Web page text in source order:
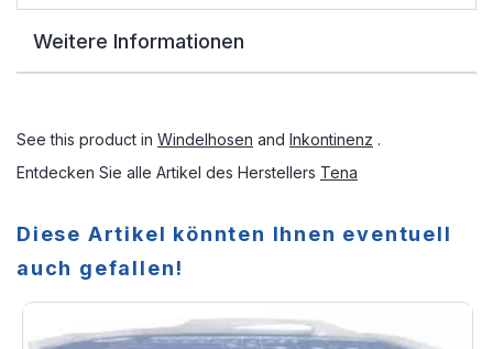
Weitere Informationen
See this product in Windelhosen and Inkontinenz .
Entdecken Sie alle Artikel des Herstellers Tena
Diese Artikel könnten Ihnen eventuell
auch gefallen!